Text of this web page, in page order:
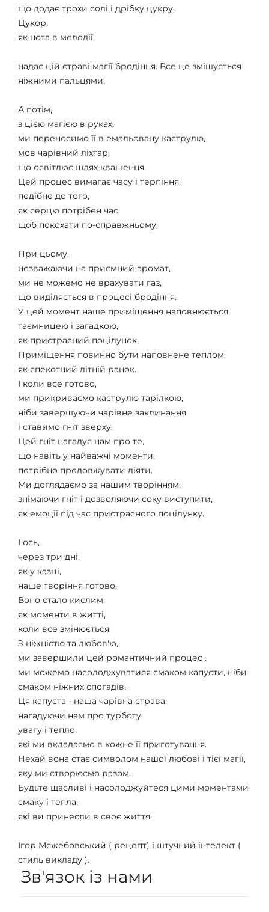
що додає трохи солі і дрібку цукру.
Цукор,
як нота в мелодії,
надає цій страві магії бродіння. Все це змішується
ніжними пальцями.
А потім,
з цією магією в руках,
ми переносимо її в емальовану каструлю,
мов чарівний ліхтар,
що освітлює шлях квашення.
Цей процес вимагає часу і терпіння,
подібно до того,
як серцю потрібен час,
щоб покохати по-справжньому.
При цьому,
незважаючи на приємний аромат,
ми не можемо не врахувати газ,
що виділяється в процесі бродіння.
У цей момент наше приміщення наповнюється
таємницею і загадкою,
як пристрасний поцілунок.
Приміщення повинно бути наповнене теплом,
як спекотний літній ранок.
І коли все готово,
ми прикриваємо каструлю тарілкою,
ніби завершуючи чарівне заклинання,
і ставимо гніт зверху.
Цей гніт нагадує нам про те,
що навіть у найважчі моменти,
потрібно продовжувати діяти.
Ми доглядаємо за нашим творінням,
знімаючи гніт і дозволяючи соку виступити,
як емоції під час пристрасного поцілунку.
І ось,
через три дні,
як у казці,
наше творіння готово.
Воно стало кислим,
як моменти в житті,
коли все змінюється.
З ніжністю та любов'ю,
ми завершили цей романтичний процес .
ми можемо насолоджуватися смаком капусти, ніби
смаком ніжних спогадів.
Ця капуста - наша чарівна страва,
нагадуючи нам про турботу,
увагу і тепло,
які ми вкладаємо в кожне її приготування.
Нехай вона стає символом нашої любові і тієї магії,
яку ми створюємо разом.
Будьте щасливі і насолоджуйтеся цими моментами
смаку і тепла,
які ви принесли в своє життя.
Ігор Мєжебовський ( рецепт) і штучний інтелект (
стиль викладу ).
Зв'язок із нами